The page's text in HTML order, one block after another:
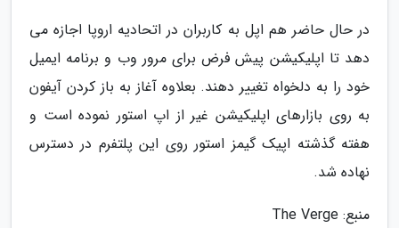
در حال حاضر هم اپل به کاربران در اتحادیه اروپا اجازه می
دهد تا اپلیکیشن پیش فرض برای مرور وب و برنامه ایمیل
خود را به دلخواه تغییر دهند. بعلاوه آغاز به باز کردن آیفون
به روی بازارهای اپلیکیشن غیر از اپ استور نموده است و
هفته گذشته اپیک گیمز استور روی این پلتفرم در دسترس
نهاده شد.
منبع: The Verge